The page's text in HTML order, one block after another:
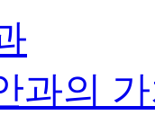
과의